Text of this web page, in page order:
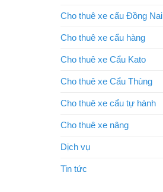
Cho thuê xe cẩu Đồng Nai
Cho thuê xe cẩu hàng
Cho thuê xe Cẩu Kato
Cho thuê xe Cẩu Thùng
Cho thuê xe cẩu tự hành
Cho thuê xe nâng
Dịch vụ
Tin tức